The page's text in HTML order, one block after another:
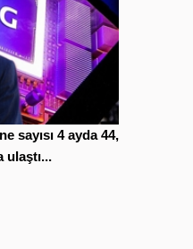
sayısı 4 ayda 44,5
ulaştı...